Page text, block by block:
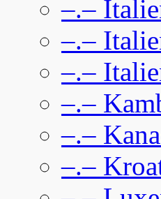
–.–
–.–
–.–
–.–
–.–
–.–